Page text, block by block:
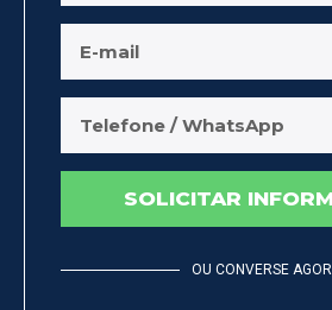
SOLICITAR
OU CONVERSE